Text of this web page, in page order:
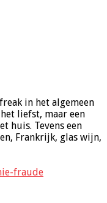
in het algemeen
liefst, maar een
huis. Tevens een
Frankrijk, glas wijn,
fraude